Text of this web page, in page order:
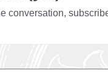
conversation,